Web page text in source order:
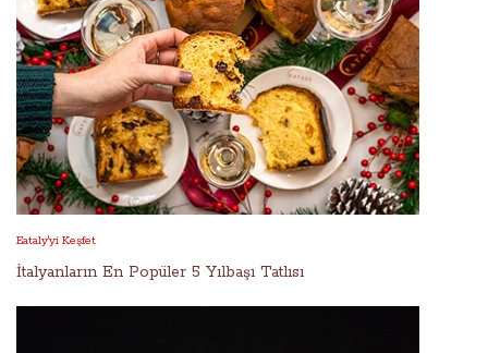
Eataly'yi Keşfet
İtalyanların En Popüler 5 Yılbaşı Tatlısı